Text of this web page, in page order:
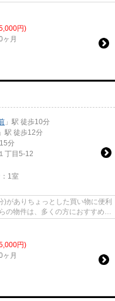
円)
ヶ月
」駅 徒歩10分
」駅 徒歩12分
分
１丁目5-12
1室
がありちょっとした買い物に便利
の物件は、多くの方におすすめで
円)
ヶ月